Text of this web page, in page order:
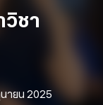
ชา
ายน 2025